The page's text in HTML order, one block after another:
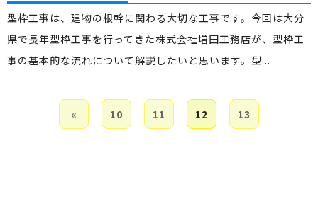
型枠工事は、建物の根幹に関わる大切な工事です。今回は大分
県で長年型枠工事を行ってきた株式会社増田工務店が、型枠工
事の基本的な流れについて解説したいと思います。型...
« 10 11 12 13